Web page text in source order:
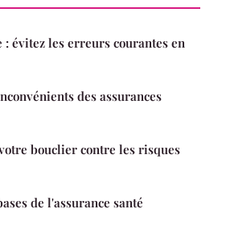
évitez les erreurs courantes en
des assurances
bouclier contre les risques
de l'assurance santé